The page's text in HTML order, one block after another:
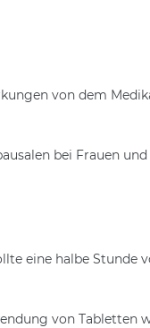
von dem
bei Frauen
eine halbe Stunde
von